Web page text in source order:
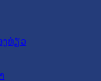
ງທ່ຽວ